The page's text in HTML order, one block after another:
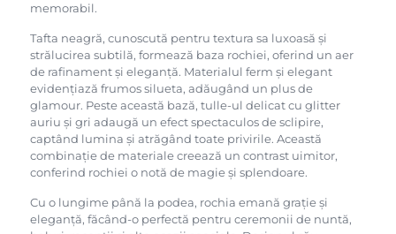
memorabil.
Tafta neagră, cunoscută pentru textura sa luxoasă și
strălucirea subtilă, formează baza rochiei, oferind un aer
de rafinament și eleganță. Materialul ferm și elegant
evidențiază frumos silueta, adăugând un plus de
glamour. Peste această bază, tulle-ul delicat cu glitter
auriu și gri adaugă un efect spectaculos de sclipire,
captând lumina și atrăgând toate privirile. Această
combinație de materiale creează un contrast uimitor,
conferind rochiei o notă de magie și splendoare.
Cu o lungime până la podea, rochia emană grație și
eleganță, făcând-o perfectă pentru ceremonii de nuntă,